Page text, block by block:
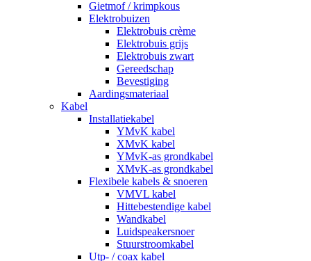
Gietmof / krimpkous
Elektrobuizen
Elektrobuis crème
Elektrobuis grijs
Elektrobuis zwart
Gereedschap
Bevestiging
Aardingsmateriaal
Kabel
Installatiekabel
YMvK kabel
XMvK kabel
YMvK-as grondkabel
XMvK-as grondkabel
Flexibele kabels & snoeren
VMVL kabel
Hittebestendige kabel
Wandkabel
Luidspeakersnoer
Stuurstroomkabel
Utp- / coax kabel